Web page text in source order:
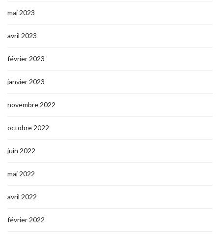
mai 2023
avril 2023
février 2023
janvier 2023
novembre 2022
octobre 2022
juin 2022
mai 2022
avril 2022
février 2022